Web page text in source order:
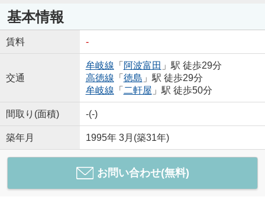
基本情報
賃料 -
交通
牟岐線 「 阿波富田 」駅 徒歩29分
高徳線 「 徳島 」駅 徒歩29分
牟岐線 「 二軒屋 」駅 徒歩50分
間取り(面積) -(-)
築年月 1995年 3月(築31年)
お問い合わせ(無料)